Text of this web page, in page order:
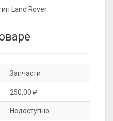
Land Rover.
Запчасти
250,00 ₽
Недоступно